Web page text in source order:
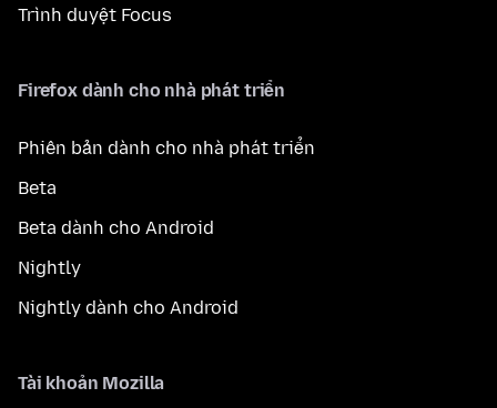
Trình duyệt Focus
Firefox dành cho nhà phát triển
Phiên bản dành cho nhà phát triển
Beta
Beta dành cho Android
Nightly
Nightly dành cho Android
Tài khoản Mozilla